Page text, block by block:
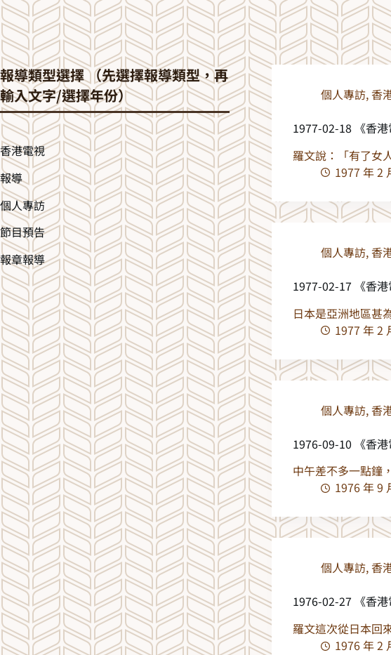
個人專訪,香
1977-02-18 《香
羅文說：「有了女
1977 年 2
個人專訪,香
1977-02-17 《香
日本是亞洲地區甚
1977 年 2
個人專訪,香
1976-09-10 《香
中午差不多一點鐘
1976 年 9
個人專訪,香
1976-02-27 《香
羅文這次從日本回
1976 年 2
報導類型選擇 （先選擇報導類型，再
輸入文字/選擇年份）
香港電視
報導
個人專訪
節目預告
報章報導